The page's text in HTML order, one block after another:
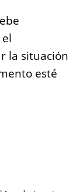
la situación
esté